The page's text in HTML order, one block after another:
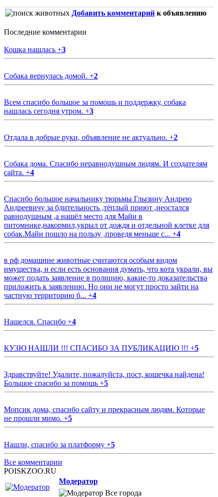
Добавить комментарий к объявлению
Последние комментарии
Кошка нашлась +3
Собака вернулась домой. +2
Всем спасибо большое за помощь и поддержку, собака
нашлась сегодня утром. +3
Отдала в добрые руки, объявление не актуально. +2
Собака дома. Спасибо неравнодушным людям. И создателям
сайта. +4
Спасибо большое начальнику тюрьмы Глызину Андрею
Андреевичу за бдительность ,тёплый приют ,неостался
равнодушным ,а нашёл место для Майи в
питомнике,накормил,укрыл от дождя и отдельной клетке для
собак.Майи пошло на пользу ,проведя меньше с... +4
в рф домашние животные считаются особым видом
имущества, и если есть основания думать, что кота украли, вы
может подать заявление в полицию, какие-то доказательства
приложить к заявлению. Но они не могут просто зайти на
частную территорию б... +4
Нашелся. Спасибо +4
КУЗЮ НАШЛИ !!! СПАСИБО ЗА ПУБЛИКАЦИЮ !!! +5
Здравствуйте! Удалите, пожалуйста, пост, кошечка найдена!
Большое спасибо за помощь +5
Мопсик дома, спасибо сайту и прекрасным людям. Которые
не прошли мимо. +5
Нашли, спасибо за платформу +5
Все комментарии
POISKZOO.RU
Модератор
Все города